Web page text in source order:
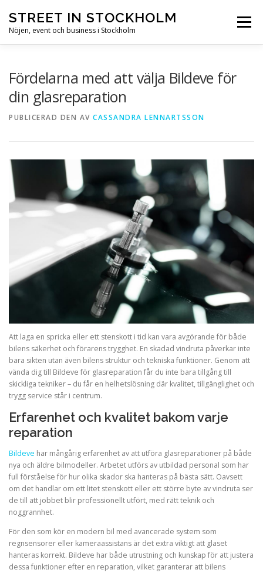
STREET IN STOCKHOLM
Nöjen, event och business i Stockholm
Meny
Fördelarna med att välja Bildeve för
din glasreparation
PUBLICERAD DEN AV CASSANDRA LENNARTSSON
Att laga en spricka eller ett stenskott i tid kan vara avgörande för både
bilens säkerhet och förarens trygghet. En skadad vindruta påverkar inte
bara sikten utan även bilens struktur och tekniska funktioner. Genom att
vända dig till Bildeve för glasreparation får du inte bara tillgång till
skickliga tekniker – du får en helhetslösning där kvalitet, tillgänglighet och
trygg service står i centrum.
Erfarenhet och kvalitet bakom varje
reparation
Bildeve har mångårig erfarenhet av att utföra glasreparationer på både
nya och äldre bilmodeller. Arbetet utförs av utbildad personal som har
full förståelse för hur olika skador ska hanteras på bästa sätt. Oavsett
om det handlar om ett litet stenskott eller ett större byte av vindruta ser
de till att jobbet blir professionellt utfört, med rätt teknik och
noggrannhet.
För den som kör en modern bil med avancerade system som
regnsensorer eller kameraassistans är det extra viktigt att glaset
hanteras korrekt. Bildeve har både utrustning och kunskap för att justera
dessa funktioner efter en reparation, vilket garanterar att bilens